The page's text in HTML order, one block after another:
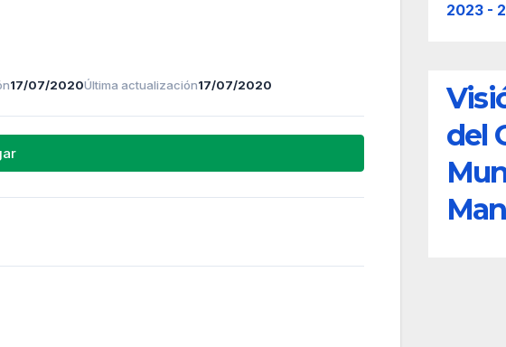
17/07/2020Última actualización17/07/2020
2023 -
del